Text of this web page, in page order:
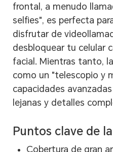
frontal, a menudo
selfies", es perfecta
disfrutar de
desbloquear tu celular
facial. Mientras tanto,
como un "telescopio y
capacidades
lejanas y detalles
Puntos clave de
Cobertura de gran